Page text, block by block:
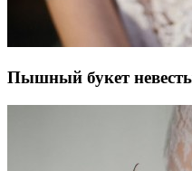
Пышный букет